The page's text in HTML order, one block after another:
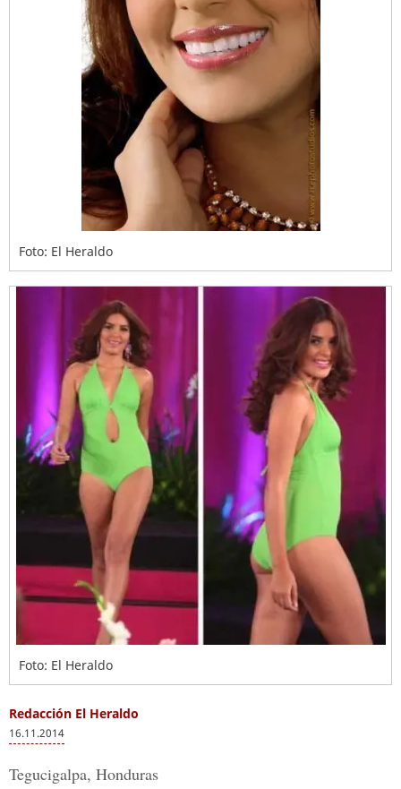
Foto: El Heraldo
Foto: El Heraldo
Redacción El Heraldo
16.11.2014
Tegucigalpa, Honduras